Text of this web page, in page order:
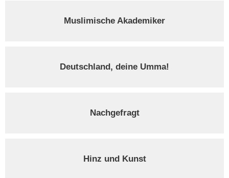
Muslimische Akademiker
Deutschland, deine Umma!
Nachgefragt
Hinz und Kunst